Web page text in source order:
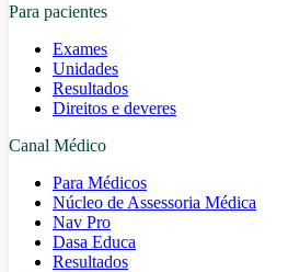
Para pacientes
Exames
Unidades
Resultados
Direitos e deveres
Canal Médico
Para Médicos
Núcleo de Assessoria Médica
Nav Pro
Dasa Educa
Resultados